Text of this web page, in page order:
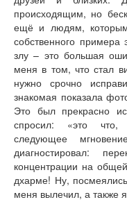
происходящим, но
ещё и людям,
собственного примера
злу – это большая
меня в том, что стал
нужно срочно
знакомая показала
Это был прекрасно
спросил: «это что,
следующее
диагностировал:
концентрации на
дхарме! Ну,
меня вылечил, а также